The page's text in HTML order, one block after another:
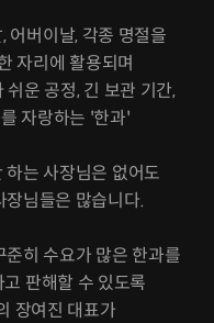
어버이날, 각종 명절을
자리에 활용되며
운 공정, 긴 보관 기간,
자랑하는 '한과'
하는 사장님은 없어도
장님들은 많습니다.
준히 수요가 많은 한과를
판해할 수 있도록
장여진 대표가